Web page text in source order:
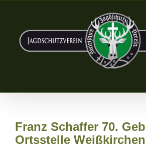
Franz Schaffer 70.
Ortsstelle Weißkirchen